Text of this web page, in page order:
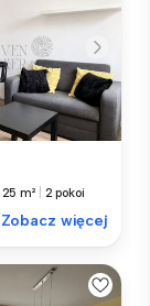
25 m² 2 pokoi
Zobacz więcej